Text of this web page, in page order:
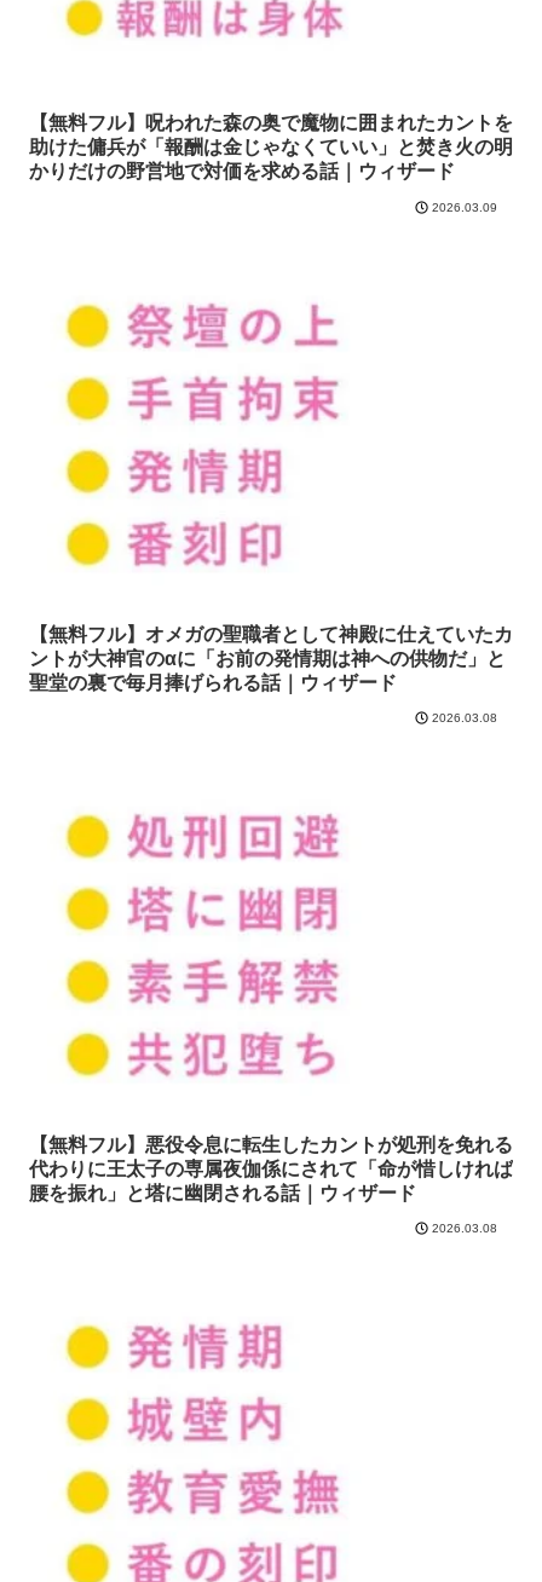
【無料フル】呪われた森の奥で魔物に囲まれたカントを
助けた傭兵が「報酬は金じゃなくていい」と焚き火の明
かりだけの野営地で対価を求める話｜ウィザード
2026.03.09
【無料フル】オメガの聖職者として神殿に仕えていたカ
ントが大神官のαに「お前の発情期は神への供物だ」と
聖堂の裏で毎月捧げられる話｜ウィザード
2026.03.08
【無料フル】悪役令息に転生したカントが処刑を免れる
代わりに王太子の専属夜伽係にされて「命が惜しければ
腰を振れ」と塔に幽閉される話｜ウィザード
2026.03.08